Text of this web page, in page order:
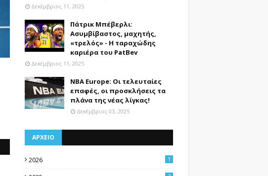
Δεκέμβριος 11, 2025
Πάτρικ Μπέβερλι:
Ασυμβίβαστος, μαχητής,
«τρελός» - Η ταραχώδης
καριέρα του PatBev
Δεκέμβριος 11, 2025
NBA Europe: Οι τελευταίες
επαφές, οι προσκλήσεις τα
πλάνα της νέας λίγκας!
Δεκέμβριος 03, 2025
ΑΡΧΕΙΟ
2026 1